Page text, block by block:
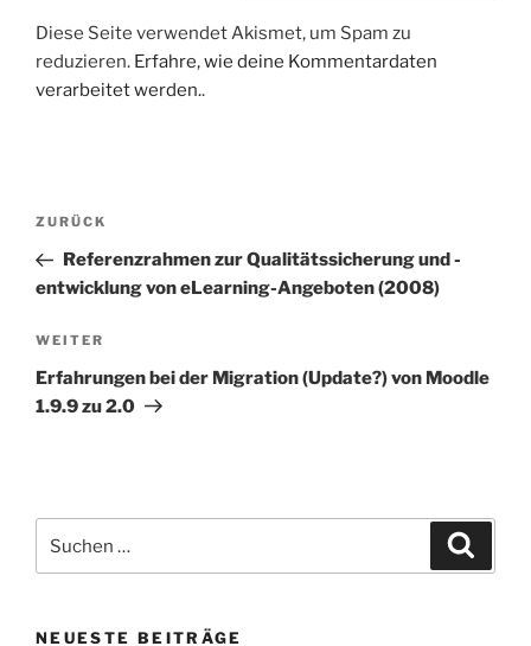
Diese Seite verwendet Akismet, um Spam zu
reduzieren. Erfahre, wie deine Kommentardaten
verarbeitet werden..
Beitragsnavigation
Vorheriger
Beitrag
ZURÜCK
Referenzrahmen zur Qualitätssicherung und -
entwicklung von eLearning-Angeboten (2008)
Nächster
Beitrag
WEITER
Erfahrungen bei der Migration (Update?) von Moodle
1.9.9 zu 2.0
nach:
NEUESTE BEITRÄGE